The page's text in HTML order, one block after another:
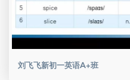
刘飞飞新初一英语A+班